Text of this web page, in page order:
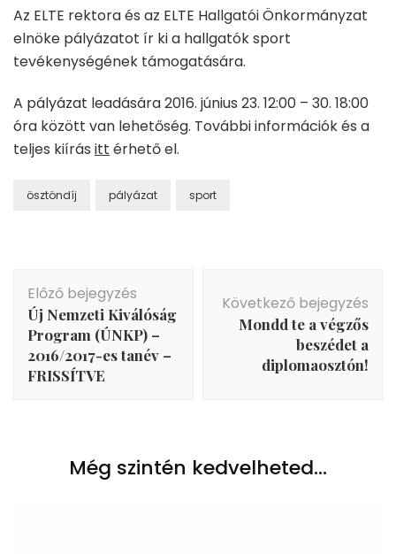
Az ELTE rektora és az ELTE Hallgatói Önkormányzat
elnöke pályázatot ír ki a hallgatók sport
tevékenységének támogatására.
A pályázat leadására 2016. június 23. 12:00 – 30. 18:00
óra között van lehetőség. További információk és a
teljes kiírás itt érhető el.
ösztöndíj pályázat sport
navigáció
Előző bejegyzés
Új Nemzeti Kiválóság
Program (ÚNKP) –
2016/2017-es tanév –
FRISSÍTVE
Következő bejegyzés
Mondd te a végzős
beszédet a
diplomaosztón!
Még szintén kedvelheted...